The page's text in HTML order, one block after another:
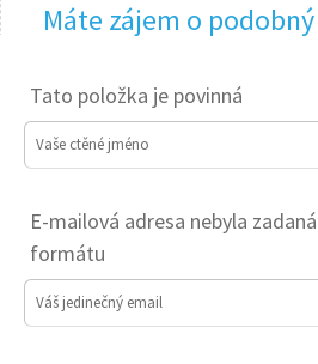
Máte zájem o
Tato položka je povinná
Vaše ctěné jméno
E-mailová adresa nebyla
formátu
Váš jedinečný email